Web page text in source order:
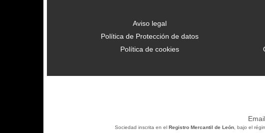
Aviso legal
Política de Protección de datos
Política de cookies
Sociedad inscrita en el Registro Mercantil de León, bajo el